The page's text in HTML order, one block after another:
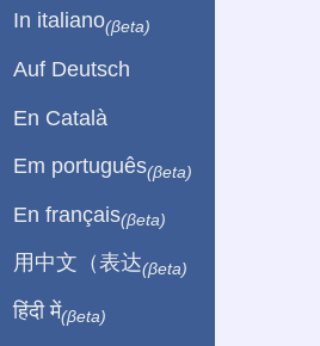
In italiano(βeta)
Auf Deutsch
En Català
Em português(βeta)
En français(βeta)
用中文（表达(βeta)
हिंदी में(βeta)